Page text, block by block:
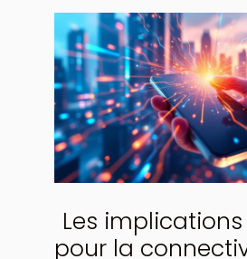
Les
pour la